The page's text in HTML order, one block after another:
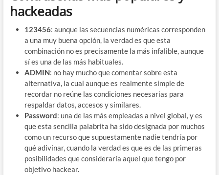
hackeadas
123456: aunque las secuencias numéricas corresponden
a una muy buena opción, la verdad es que esta
combinación no es precisamente la más infalible, aunque
sí es una de las más habituales.
ADMIN: no hay mucho que comentar sobre esta
alternativa, la cual aunque es realmente simple de
recordar no reúne las condiciones necesarias para
respaldar datos, accesos y similares.
Password: una de las más empleadas a nivel global, y es
que esta sencilla palabrita ha sido designada por muchos
como un recurso que supuestamente nadie tendría por
qué adivinar, cuando la verdad es que es de las primeras
posibilidades que consideraría aquel que tengo por
objetivo hackear.